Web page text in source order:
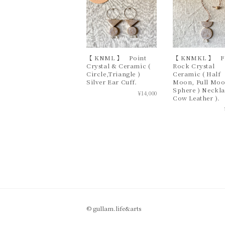
【 KNML 】 Point
Crystal & Ceramic (
Circle,Triangle )
Silver Ear Cuff.
¥14,000
【 KNMKL 】
Rock Crystal
Ceramic ( Half
Moon, Full
Sphere )
Cow Leather ).
© gullam.life&arts